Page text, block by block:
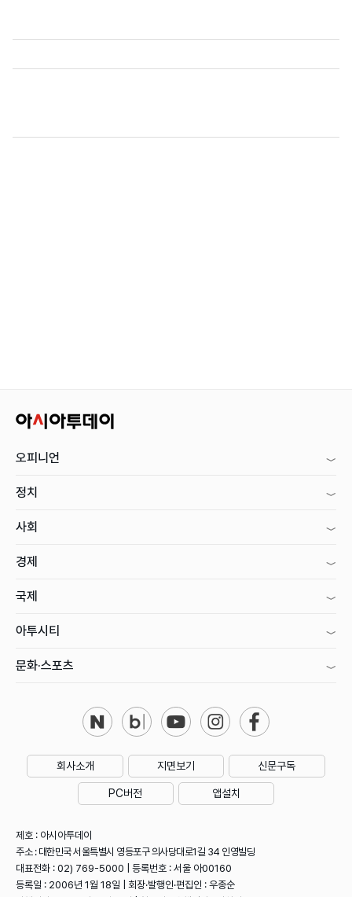
오피니언
정치
사회
경제
국제
아투시티
문화·스포츠
회사소개 지면보기 신문구독
PC버전 앱설치
제호 : 아시아투데이
주소 : 대한민국 서울특별시 영등포구 의사당대로1길 34 인영빌딩
대표전화 : 02) 769-5000 | 등록번호 : 서울 아00160
등록일 : 2006년 1월 18일 | 회장·발행인·편집인 : 우종순